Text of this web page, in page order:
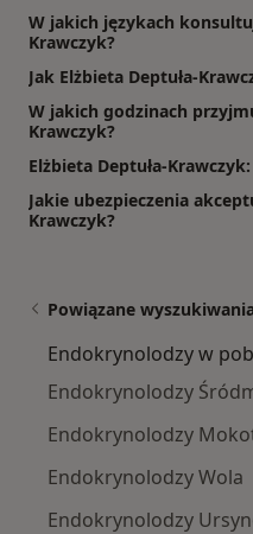
W jakich językach
Krawczyk?
Jak Elżbieta Deptuła-
W jakich godzinach
Krawczyk?
Elżbieta Deptuła-
Jakie ubezpieczenia
Krawczyk?
Powiązane
Endokrynolodzy w
Endokrynolodzy
Endokrynolodzy
Endokrynolodzy Wola
Endokrynolodzy